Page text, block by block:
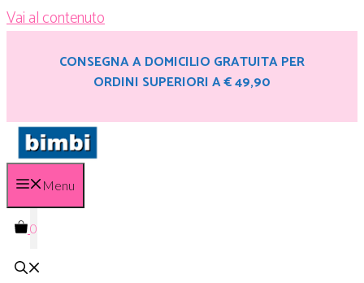
Vai al contenuto
CONSEGNA A DOMICILIO GRATUITA PER
ORDINI SUPERIORI A € 49,90
Menu
0